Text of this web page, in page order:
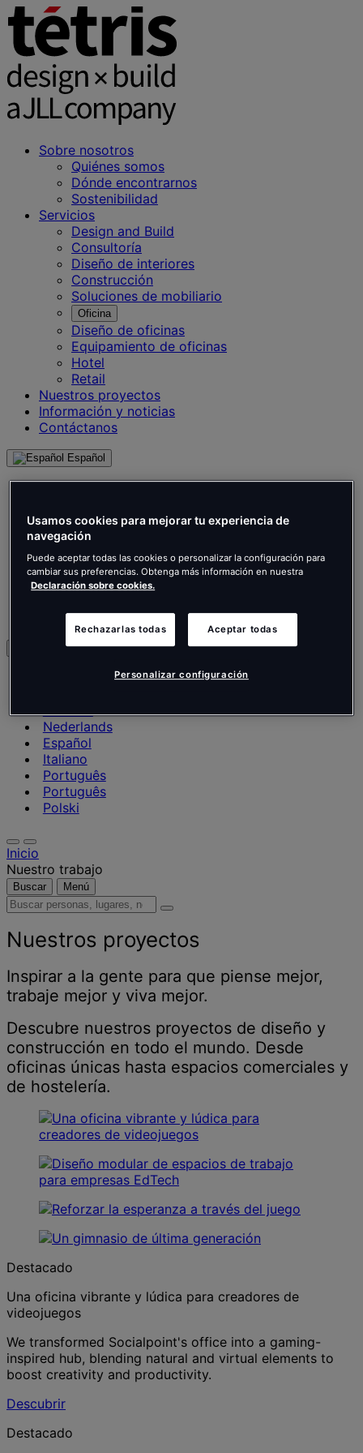
Sobre nosotros
Quiénes somos
Dónde encontrarnos
Sostenibilidad
Servicios
Design and Build
Consultoría
Diseño de interiores
Construcción
Soluciones de mobiliario
Oficina
Diseño de oficinas
Equipamiento de oficinas
Hotel
Retail
Nuestros proyectos
Información y noticias
Contáctanos
Español
Deutsch
Nederlands
Español
Italiano
Português
Polski
Deutsch
Nederlands
Español
Italiano
Português
Português
Polski
Inicio
Nuestro trabajo
Buscar Menú
Buscar
lugares,
noticias
y
opiniones
Nuestros proyectos
Inspirar a la gente para que piense mejor,
trabaje mejor y viva mejor.
Descubre nuestros proyectos de diseño y
construcción en todo el mundo. Desde
oficinas únicas hasta espacios comerciales y
de hostelería.
Destacado
Una oficina vibrante y lúdica para creadores de
videojuegos
We transformed Socialpoint's office into a gaming-
inspired hub, blending natural and virtual elements to
boost creativity and productivity.
Descubrir
Destacado
Usamos cookies para mejorar tu experiencia de
navegación
Puede aceptar todas las cookies o personalizar la configuración para
cambiar sus preferencias. Obtenga más información en nuestra
Declaración sobre cookies.
Rechazarlas todas Aceptar todas
Personalizar configuración